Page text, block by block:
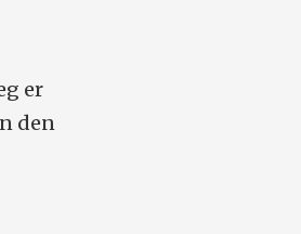
er
den